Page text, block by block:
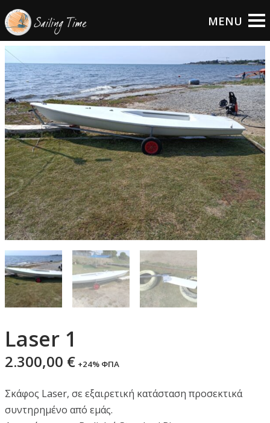
Laser 1
2.300,00 € +24% ΦΠΑ
Σκάφος Laser, σε εξαιρετική κατάσταση προσεκτικά
συντηρημένο από εμάς.